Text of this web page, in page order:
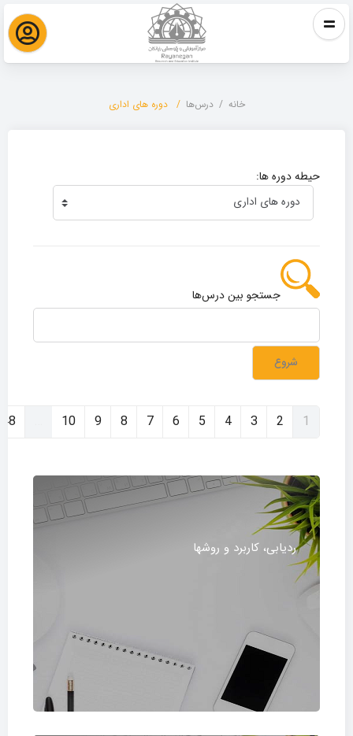
خانه درس‌ها دوره های اداری
حیطه دوره ها:
جستجو بین درس‌ها
شروع
1
2
3
4
5
6
7
8
9
10
48
ردیابی، كاربرد و روشها